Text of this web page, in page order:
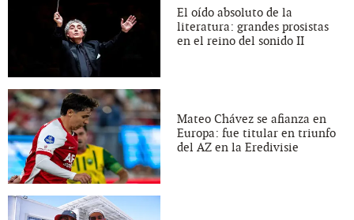
El oído absoluto de la
literatura: grandes prosistas
en el reino del sonido II
Mateo Chávez se afianza en
Europa: fue titular en triunfo
del AZ en la Eredivisie